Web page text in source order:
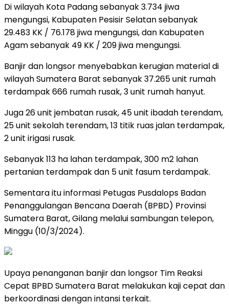
Di wilayah Kota Padang sebanyak 3.734 jiwa
mengungsi, Kabupaten Pesisir Selatan sebanyak
29.483 KK / 76.178 jiwa mengungsi, dan Kabupaten
Agam sebanyak 49 KK / 209 jiwa mengungsi.
Banjir dan longsor menyebabkan kerugian material di
wilayah Sumatera Barat sebanyak 37.265 unit rumah
terdampak 666 rumah rusak, 3 unit rumah hanyut.
Juga 26 unit jembatan rusak, 45 unit ibadah terendam,
25 unit sekolah terendam, 13 titik ruas jalan terdampak,
2 unit irigasi rusak.
Sebanyak 113 ha lahan terdampak, 300 m2 lahan
pertanian terdampak dan 5 unit fasum terdampak.
Sementara itu informasi Petugas Pusdalops Badan
Penanggulangan Bencana Daerah (BPBD) Provinsi
Sumatera Barat, Gilang melalui sambungan telepon,
Minggu (10/3/2024).
Upaya penanganan banjir dan longsor Tim Reaksi
Cepat BPBD Sumatera Barat melakukan kaji cepat dan
berkoordinasi dengan intansi terkait.